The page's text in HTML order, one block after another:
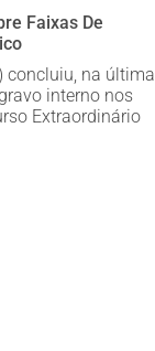
Faixas De
concluiu, na última
interno nos
Extraordinário